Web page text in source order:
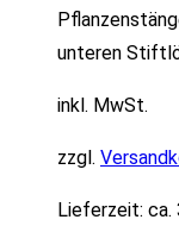
unteren
inkl. MwSt.
zzgl.
Lieferzeit: ca.